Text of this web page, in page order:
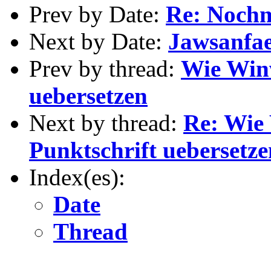
Prev by Date: Re:
Next by Date:
Prev by thread: Wie
uebersetzen
Next by thread: Re:
Punktschrift
Index(es):
Date
Thread